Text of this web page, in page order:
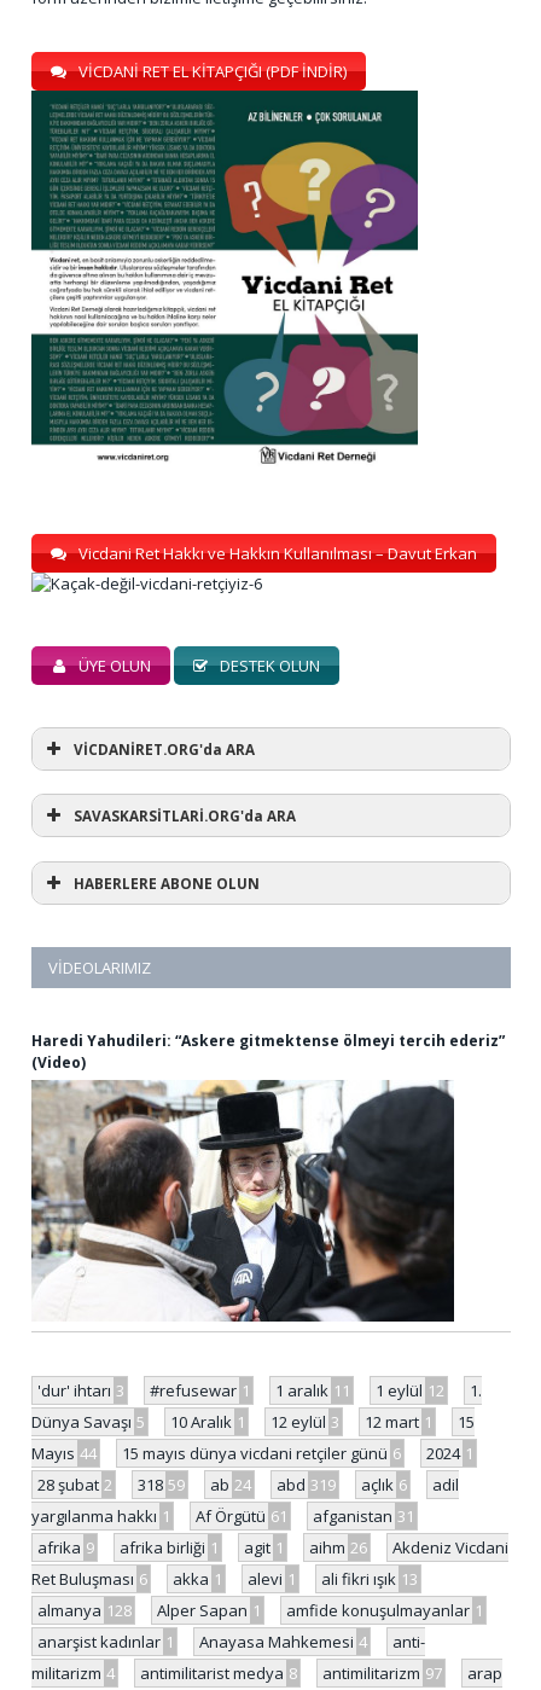
VİCDANİ RET EL KİTAPÇIĞI (PDF İNDİR)
Vicdani Ret Hakkı ve Hakkın Kullanılması – Davut Erkan
ÜYE OLUN DESTEK OLUN
VİCDANİRET.ORG'da ARA
SAVASKARSİTLARİ.ORG'da ARA
HABERLERE ABONE OLUN
VIDEOLARIMIZ
Haredi Yahudileri: “Askere gitmektense ölmeyi tercih ederiz”
(Video)
'dur' ihtarı 3 #refusewar 1 1 aralık 11 1 eylül 12
1.
Dünya Savaşı 5 10 Aralık 1 12 eylül 3 12 mart 1
15
Mayıs 44 15 mayıs dünya vicdani retçiler günü 6 2024 1
28 şubat 2 318 59 ab 24 abd 319 açlık 6
adil
yargılanma hakkı 1 Af Örgütü 61 afganistan 31
afrika 9 afrika birliği 1 agit 1 aihm 26
Akdeniz Vicdani
Ret Buluşması 6 akka 1 alevi 1 ali fikri ışık 13
almanya 128 Alper Sapan 1 amfide konuşulmayanlar 1
anarşist kadınlar 1 Anayasa Mahkemesi 4
anti-
militarizm 4 antimilitarist medya 8 antimilitarizm 97 arap